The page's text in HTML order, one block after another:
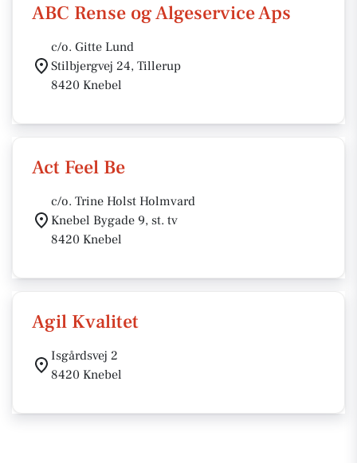
ABC Rense og Algeservice Aps
c/o. Gitte Lund
Stilbjergvej 24, Tillerup
8420 Knebel
Act Feel Be
c/o. Trine Holst Holmvard
Knebel Bygade 9, st. tv
8420 Knebel
Agil Kvalitet
Isgårdsvej 2
8420 Knebel